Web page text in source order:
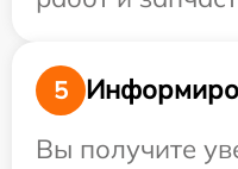
5
Вы получите